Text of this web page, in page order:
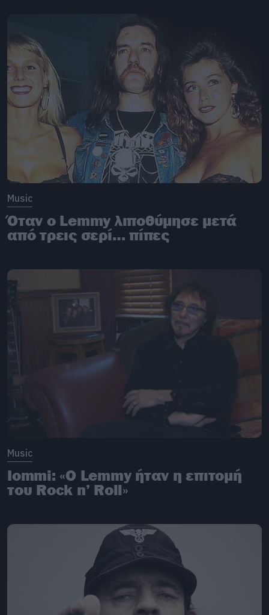
Music
Όταν ο Lemmy λιποθύμησε μετά
από τρεις σερί… πίπες
Music
Iommi: «Ο Lemmy ήταν η επιτομή
του Rock n’ Roll»